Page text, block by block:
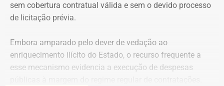
deputado participou da gestão desses recursos,
autorizando transferências para contas da prefeitura e
documentação comprobatória. Também destaca que Dr.
Flávio foi notificado sobre as irregularidades em
diferentes ocasiões, mas não apresentou os documentos
sem cobertura contratual válida e sem o devido processo
de licitação prévia.
Embora amparado pelo dever de vedação ao
enriquecimento ilícito do Estado, o recurso frequente a
esse mecanismo evidencia a execução de despesas